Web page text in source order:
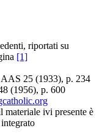
riportati su
[1]
AAS 25 (1933), p. 234
(1956), p. 600
materiale ivi presente è